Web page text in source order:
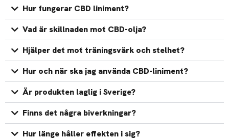
Hur fungerar CBD liniment?
Vad är skillnaden mot CBD-olja?
Hjälper det mot träningsvärk och stelhet?
Hur och när ska jag använda CBD-liniment?
Är produkten laglig i Sverige?
Finns det några biverkningar?
Hur länge håller effekten i sig?